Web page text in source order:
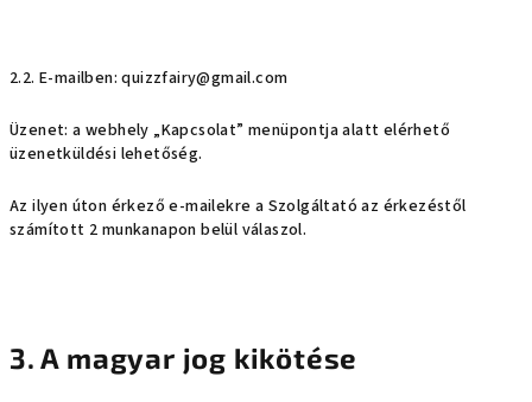
2.2. E-mailben: quizzfairy@gmail.com
Üzenet: a webhely „Kapcsolat” menüpontja alatt elérhető
üzenetküldési lehetőség.
Az ilyen úton érkező e-mailekre a Szolgáltató az érkezéstől
számított 2 munkanapon belül válaszol.
3. A magyar jog kikötése